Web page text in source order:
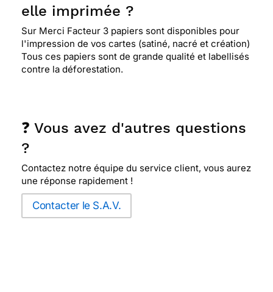
elle imprimée ?
Sur Merci Facteur 3 papiers sont disponibles pour
l'impression de vos cartes (satiné, nacré et création)
Tous ces papiers sont de grande qualité et labellisés
contre la déforestation.
❓ Vous avez d'autres questions
?
Contactez notre équipe du service client, vous aurez
une réponse rapidement !
Contacter le S.A.V.